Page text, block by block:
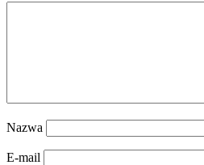
Nazwa
E-mail